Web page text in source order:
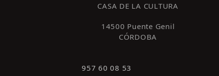
CASA DE LA CULTURA
14500 Puente Genil
CÓRDOBA
957 60 08 53